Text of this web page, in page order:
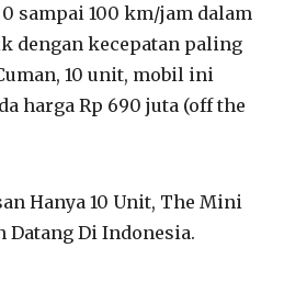
sampai 100 km/jam dalam
dengan kecepatan paling
10 unit, mobil ini
harga Rp 690 juta (off the
Hanya 10 Unit, The Mini
Datang Di Indonesia.